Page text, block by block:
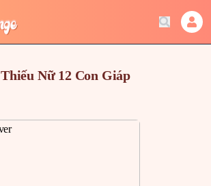
Thiếu Nữ 12 Con Giáp